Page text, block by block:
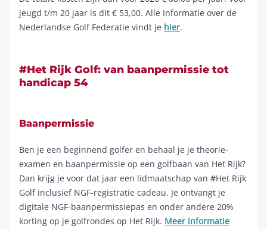
jeugd t/m 20 jaar is dit € 53,00. Alle Informatie over de
Nederlandse Golf Federatie vindt je hier.
#Het Rijk Golf: van baanpermissie tot
handicap 54
Baanpermissie
Ben je een beginnend golfer en behaal je je theorie-
examen en baanpermissie op een golfbaan van Het Rijk?
Dan krijg je voor dat jaar een lidmaatschap van #Het Rijk
Golf inclusief NGF-registratie cadeau. Je ontvangt je
digitale NGF-baanpermissiepas en onder andere 20%
korting op je golfrondes op Het Rijk. Meer informatie